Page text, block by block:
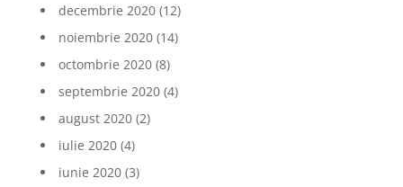
decembrie 2020(12)
noiembrie 2020(14)
octombrie 2020(8)
septembrie 2020(4)
august 2020(2)
iulie 2020(4)
iunie 2020(3)